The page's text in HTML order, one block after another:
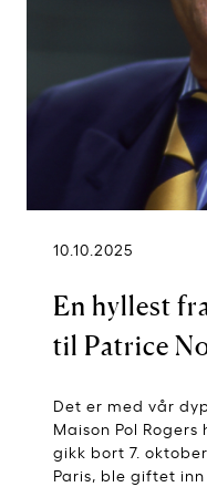
10.10.2025
En hyllest
til Patrice
Det er med vår
Maison Pol
gikk bort 7.
Paris, ble giftet inn i